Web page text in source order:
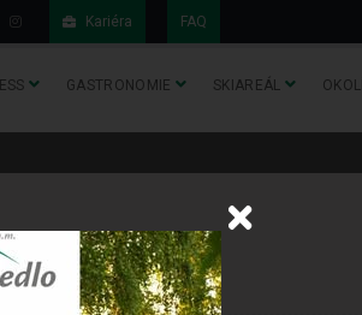
Kariéra FAQ
GASTRONOMIE SKIAREÁL OKOLÍ